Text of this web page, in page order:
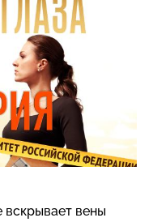
вскрывает вены